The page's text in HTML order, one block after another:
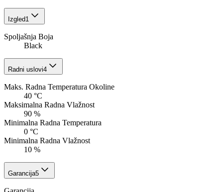
Izgled1
Spoljašnja Boja
Black
Radni uslovi4
Maks. Radna Temperatura Okoline
40 °C
Maksimalna Radna Vlažnost
90 %
Minimalna Radna Temperatura
0 °C
Minimalna Radna Vlažnost
10 %
Garancija5